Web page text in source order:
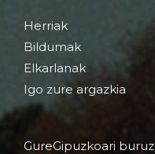
Herriak
Bildumak
Elkarlanak
Igo zure argazkia
GureGipuzkoari buruz